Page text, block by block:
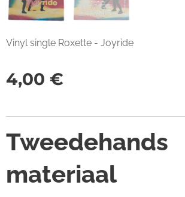
Vinyl single Roxette - Joyride
4,00 €
Tweedehands
materiaal